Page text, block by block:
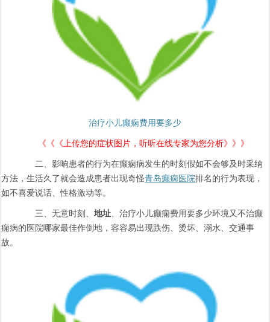
治疗小儿癫痫费用要多少
《《《上传您的症状图片，听听在线专家为您分析》》》
二、影响患者的行为在癫痫病发生的时刻假如不会够及时采纳
方法，生活久了就会造成患者出现奇怪青岛癫痫医院排名的行为表现，
如不喜爱说话、性格激动等。
三、无意时刻、地址 、治疗小儿癫痫费用要多少环境又不治癫
痫病的医院哪家最佳作倒地，容容易出现跌伤、烫坏、溺水、交通事
故。